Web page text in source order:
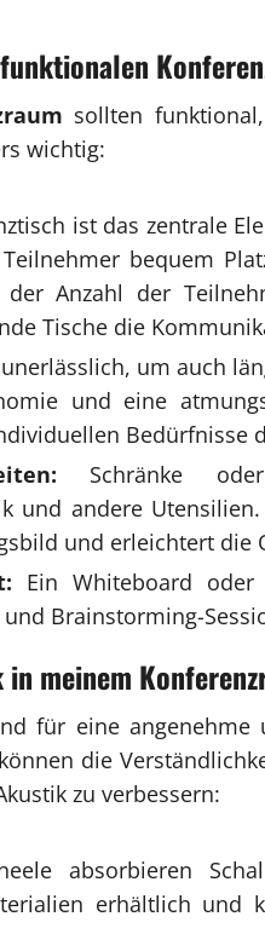
sollten
wichtig:
ist das zentrale
bequem
Anzahl der
Tische die
um auch
und eine
Bedürfnisse
Schränke
und andere
und erleichtert die
Ein Whiteboard
Brainstorming-
meinem
für eine
die
zu verbessern:
absorbieren
erhältlich und